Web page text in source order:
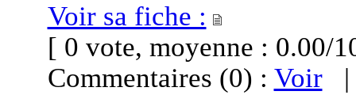
Voir sa fiche :
[ 0 vote, moyenne :
Commentaires (0) : Voir